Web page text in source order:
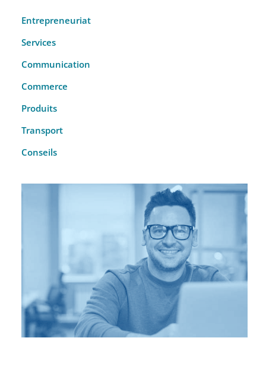
Entrepreneuriat
Services
Communication
Commerce
Produits
Transport
Conseils